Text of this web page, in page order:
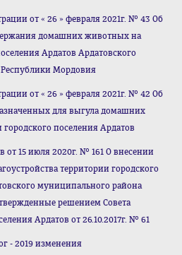
от « 26 » февраля 2021г. № 43 Об
домашних животных на
Ардатов Ардатовского
Мордовия
от « 26 » февраля 2021г. № 42 Об
для выгула домашних
поселения Ардатов
от 15 июля 2020г. № 161 О внесении
территории городского
муниципального района
решением Совета
Ардатов от 26.10.2017г. № 61
- 2019 изменения